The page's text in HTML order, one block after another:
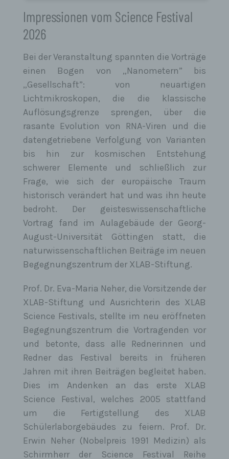
Impressionen vom Science Festival
2026
Bei der Veranstaltung spannten die Vorträge
einen Bogen von „Nanometern” bis
„Gesellschaft”: von neuartigen
Lichtmikroskopen, die die klassische
Auflösungsgrenze sprengen, über die
rasante Evolution von RNA-Viren und die
datengetriebene Verfolgung von Varianten
bis hin zur kosmischen Entstehung
schwerer Elemente und schließlich zur
Frage, wie sich der europäische Traum
historisch verändert hat und was ihn heute
bedroht. Der geisteswissenschaftliche
Vortrag fand im Aulagebäude der Georg-
August-Universität Göttingen statt, die
naturwissenschaftlichen Beiträge im neuen
Begegnungszentrum der XLAB-Stiftung.
Prof. Dr. Eva-Maria Neher, die Vorsitzende der
XLAB-Stiftung und Ausrichterin des XLAB
Science Festivals, stellte im neu eröffneten
Begegnungszentrum die Vortragenden vor
und betonte, dass alle Rednerinnen und
Redner das Festival bereits in früheren
Jahren mit ihren Beiträgen begleitet haben.
Dies im Andenken an das erste XLAB
Science Festival, welches 2005 stattfand
um die Fertigstellung des XLAB
Schülerlaborgebäudes zu feiern. Prof. Dr.
Erwin Neher (Nobelpreis 1991 Medizin) als
Schirmherr der Science Festival Reihe
einer anderweitigen Rechtsgrundlage für die
Verarbeitung.
Gründe für die Verarbeitung vor, oder die
betroffene Person legt gemäß Art. 21 Abs. 2 DS-
GVO Widerspruch gegen die Verarbeitung ein.
Die personenbezogenen Daten wurden
unrechtmäßig verarbeitet.
Die Löschung der personenbezogenen Daten ist
zur Erfüllung einer rechtlichen Verpflichtung
nach dem Unionsrecht oder dem Recht der
Mitgliedstaaten erforderlich, dem der
Verantwortliche unterliegt.
auf angebotene Dienste der
Informationsgesellschaft gemäß Art. 8 Abs. 1
DS-GVO erhoben.
Sofern einer der oben genannten Gründe zutrifft und
personenbezogenen Daten, die gespeichert sind,
veranlassen möchte, kann sie sich hierzu jederzeit an
einen Mitarbeiter des für die Verarbeitung
Verantwortlichen wenden. Der Mitarbeiter wird
veranlassen, dass dem Löschverlangen unverzüglich
nachgekommen wird.
Wurden die personenbezogenen Daten öffentlich
gemacht und ist unser Unternehmen als
Verantwortlicher gemäß Art. 17 Abs. 1 DS-GVO zur
Löschung der personenbezogenen Daten verpflichtet,
Technologie und der Implementierungskosten
angemessene Maßnahmen, auch technischer Art, um
andere für die Datenverarbeitung Verantwortliche,
welche die veröffentlichten personenbezogenen Daten
verarbeiten, darüber in Kenntnis zu setzen, dass die
betroffene Person von diesen anderen für die
Datenverarbeitung Verantwortlichen die Löschung
sämtlicherlinks zu diesen personenbezogenen Daten
oder von Kopien oder Replikationen dieser
personenbezogenen Daten verlangt hat, soweit die
im Einzelfall das Notwendige veranlassen.
Jede von der Verarbeitung personenbezogener Daten
betroffene Person hat das vom Europäischen
Richtlinien- und Verordnungsgeber gewährte Recht,
von dem Verantwortlichen die Einschränkung der
Verarbeitung zu verlangen, wenn eine der folgenden
Voraussetzungen gegeben ist: